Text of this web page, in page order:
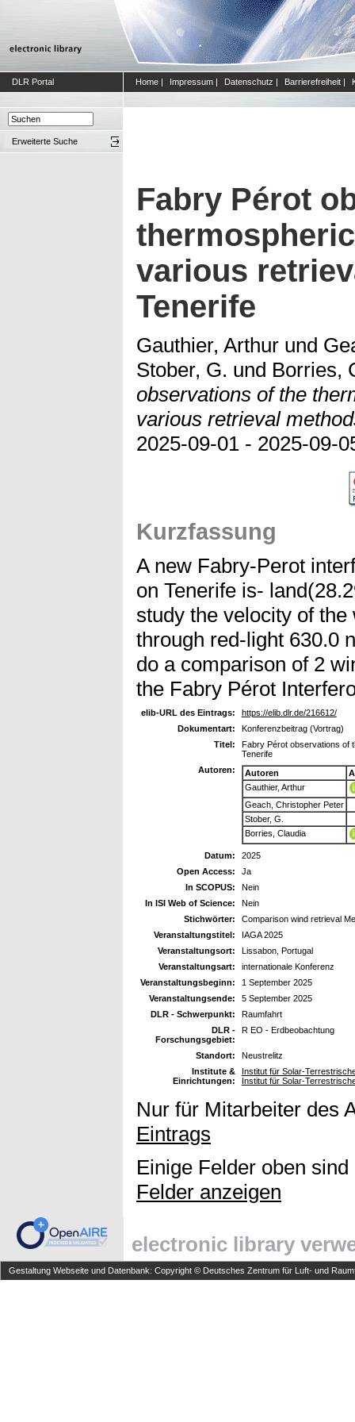
DLR Portal Home | Impressum | Datenschutz | Barrierefreiheit |
Erweiterte Suche
Fabry Pérot
various
Tenerife
Gauthier, Arthur und
Stober, G. und Borries,
observations of the
various retrieval
2025-09-01 - 2025-09-
Kurzfassung
A new Fabry-Perot
on Tenerife is-
study the velocity of
through red-light 630.0
do a comparison of 2
the Fabry Pérot
elib-URL des Eintrags:
https://elib.dlr.de/216612/
Dokumentart:
Konferenzbeitrag (Vortrag)
Titel:
Fabry Pérot observations of
Tenerife
Autoren:
Autoren
Gauthier, Arthur
Geach, Christopher Peter
Stober, G.
Borries, Claudia
Datum:
2025
Open Access:
Ja
In SCOPUS:
Nein
In ISI Web of Science:
Nein
Stichwörter:
Comparison wind retrieval
Veranstaltungstitel:
IAGA 2025
Veranstaltungsort:
Lissabon, Portugal
Veranstaltungsart:
internationale Konferenz
Veranstaltungsbeginn:
1 September 2025
Veranstaltungsende:
5 September 2025
DLR - Schwerpunkt:
Raumfahrt
DLR -
Forschungsgebiet:
R EO - Erdbeobachtung
Standort:
Neustrelitz
Institute &
Einrichtungen:
Institut für Solar-
Institut für Solar-
Nur für Mitarbeiter des
Eintrags
Einige Felder oben
Felder anzeigen
electronic library
Gestaltung Webseite und Datenbank: Copyright © Deutsches Zentrum für Luft- und